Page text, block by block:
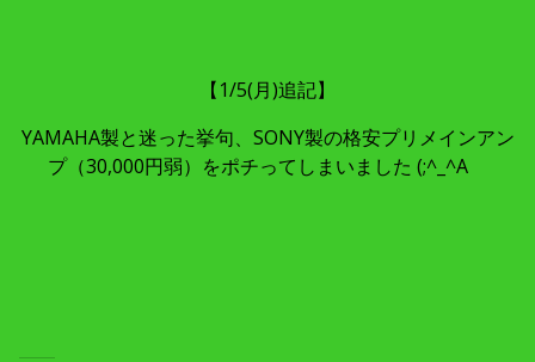
【1/5(月)追記】
YAMAHA製と迷った挙句、SONY製の格安プリメインアン
プ（30,000円弱）をポチってしまいました (;^_^A